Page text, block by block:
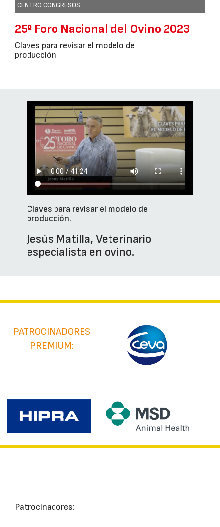
CENTRO CONGRESOS
25º Foro Nacional del Ovino 2023
Claves para revisar el modelo de
producción
Claves para revisar el modelo de
producción.
Jesús Matilla, Veterinario
especialista en ovino.
PATROCINADORES
PREMIUM:
Patrocinadores: